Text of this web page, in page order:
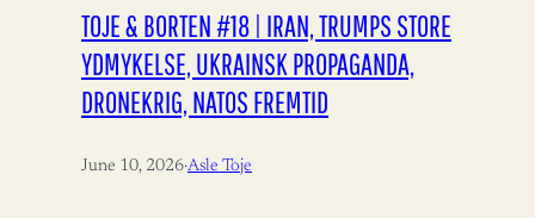
TOJE & BORTEN #18 | IRAN, TRUMPS STORE
YDMYKELSE, UKRAINSK PROPAGANDA,
DRONEKRIG, NATOS FREMTID
June 10, 2026·Asle Toje